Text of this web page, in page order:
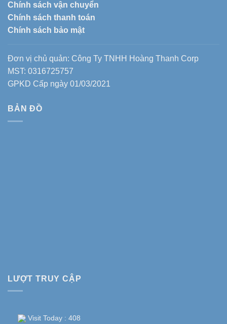
Chính sách vận chuyển
Chính sách thanh toán
Chính sách bảo mật
Đơn vị chủ quản: Công Ty TNHH Hoàng Thanh Corp
MST: 0316725757
GPKD Cấp ngày 01/03/2021
BẢN ĐỒ
LƯỢT TRUY CẬP
Visit Today : 408